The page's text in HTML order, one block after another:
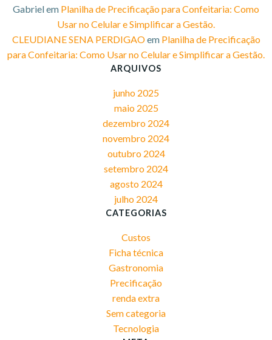
Gabrielem Planilha de Precificação para Confeitaria: Como
Usar no Celular e Simplificar a Gestão.​
CLEUDIANE SENA PERDIGAOem Planilha de Precificação
para Confeitaria: Como Usar no Celular e Simplificar a Gestão.​
ARQUIVOS
junho 2025
maio 2025
dezembro 2024
novembro 2024
outubro 2024
setembro 2024
agosto 2024
julho 2024
CATEGORIAS
Custos
Ficha técnica
Gastronomia
Precificação
renda extra
Sem categoria
Tecnologia